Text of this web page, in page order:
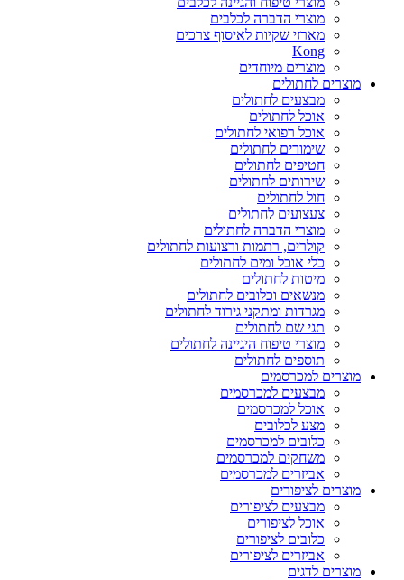
מוצרי הדברה לכלבים
מארזי שקיות לאיסוף צרכים
Kong
מוצרים מיוחדים
מוצרים לחתולים
מבצעים לחתולים
אוכל לחתולים
אוכל רפואי לחתולים
שימורים לחתולים
חטיפים לחתולים
שירותים לחתולים
חול לחתולים
צעצועים לחתולים
מוצרי הדברה לחתולים
קולרים, רתמות ורצועות לחתולים
כלי אוכל ומים לחתולים
מיטות לחתולים
מנשאים וכלובים לחתולים
מגרדות ומתקני גירוד לחתולים
תגי שם לחתולים
מוצרי טיפוח היגיינה לחתולים
תוספים לחתולים
מוצרים למכרסמים
מבצעים למכרסמים
אוכל למכרסמים
מצע לכלובים
כלובים למכרסמים
משחקים למכרסמים
אביזרים למכרסמים
מוצרים לציפורים
מבצעים לציפורים
אוכל לציפורים
כלובים לציפורים
אביזרים לציפורים
מוצרים לדגים